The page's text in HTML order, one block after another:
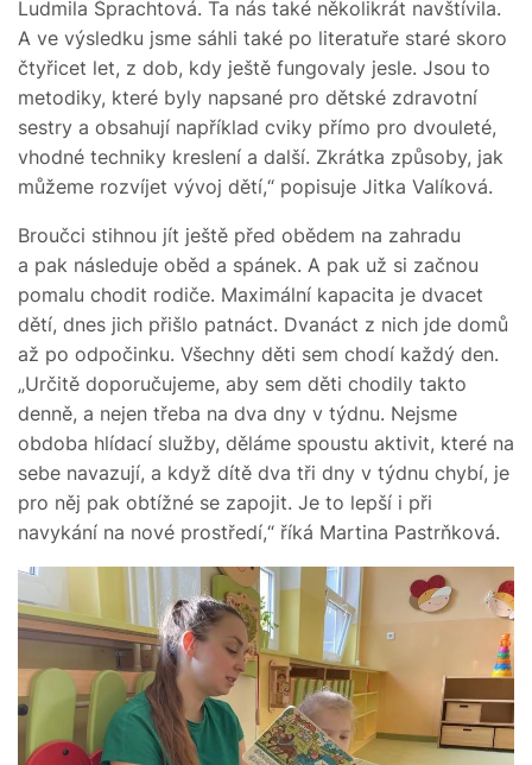
Ludmila Šprachtová. Ta nás také několikrát navštívila.
A ve výsledku jsme sáhli také po literatuře staré skoro
čtyřicet let, z dob, kdy ještě fungovaly jesle. Jsou to
metodiky, které byly napsané pro dětské zdravotní
sestry a obsahují například cviky přímo pro dvouleté,
vhodné techniky kreslení a další. Zkrátka způsoby, jak
můžeme rozvíjet vývoj dětí,“ popisuje Jitka Valíková.
Broučci stihnou jít ještě před obědem na zahradu
a pak následuje oběd a spánek. A pak už si začnou
pomalu chodit rodiče. Maximální kapacita je dvacet
dětí, dnes jich přišlo patnáct. Dvanáct z nich jde domů
až po odpočinku. Všechny děti sem chodí každý den.
„Určitě doporučujeme, aby sem děti chodily takto
denně, a nejen třeba na dva dny v týdnu. Nejsme
obdoba hlídací služby, děláme spoustu aktivit, které na
sebe navazují, a když dítě dva tři dny v týdnu chybí, je
pro něj pak obtížné se zapojit. Je to lepší i při
navykání na nové prostředí,“ říká Martina Pastrňková.